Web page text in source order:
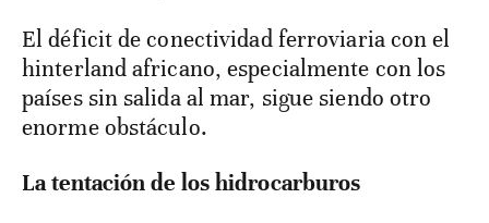
El déficit de conectividad ferroviaria con el
hinterland africano, especialmente con los
países sin salida al mar, sigue siendo otro
enorme obstáculo.
La tentación de los hidrocarburos